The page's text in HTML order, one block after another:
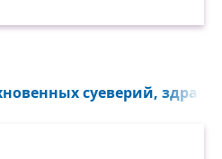
суеверий,